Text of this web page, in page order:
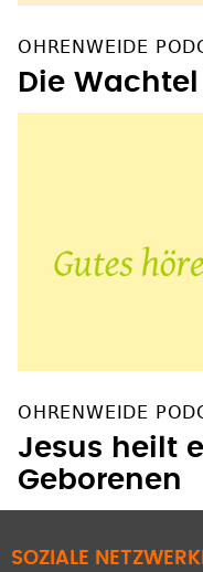
OHRENWEIDE
Die
OHRENWEIDE
Jesus heilt
Geborenen
SOZIALE